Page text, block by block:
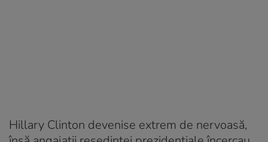
Hillary Clinton devenise extrem de nervoasă,